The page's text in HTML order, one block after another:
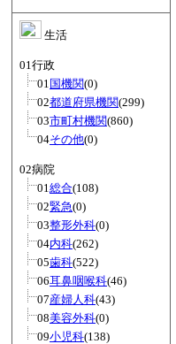
生活
01行政
01 国機関(0)
02都道府県機関(299)
03市町村機関(860)
04その他(0)
02病院
01総合(108)
02緊急(0)
03整形外科(0)
04内科(262)
05歯科(522)
06耳鼻咽喉科(46)
07産婦人科(43)
08美容外科(0)
09小児科(138)